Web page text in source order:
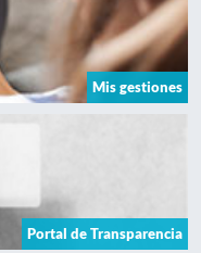
Mis gestiones
Portal de Transparencia